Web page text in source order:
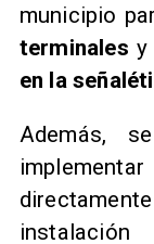
municipio
terminales y
en la
Además,